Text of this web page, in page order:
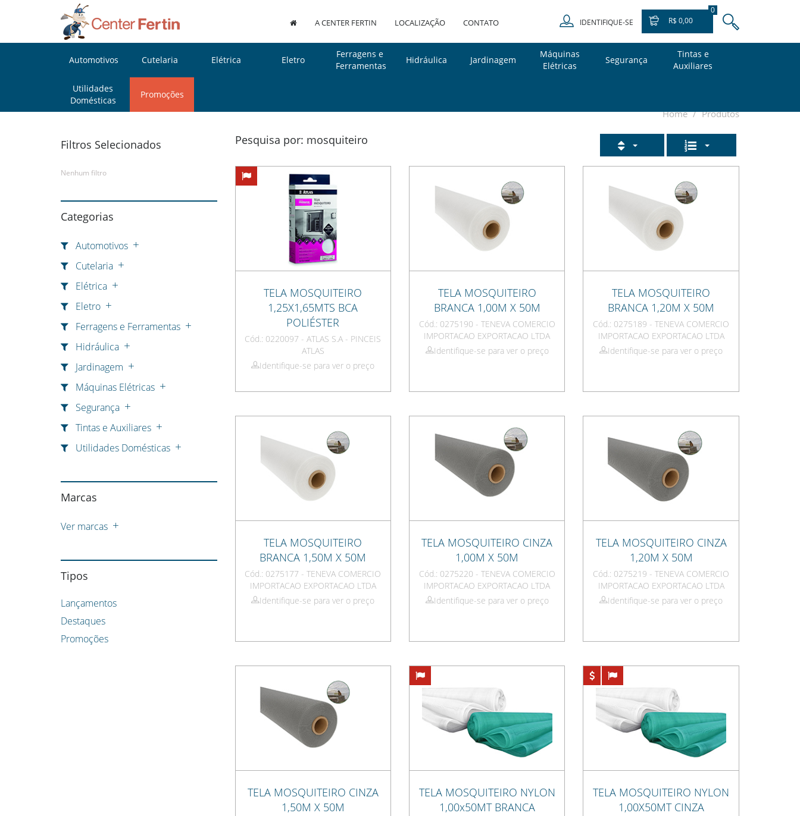
A CENTER FERTIN LOCALIZAÇÃO CONTATO
Automotivos Cutelaria Elétrica Eletro
Ferragens e
Ferramentas
Hidráulica Jardinagem
Máquinas
Elétricas
Segurança
Tintas e
Auxiliares
Utilidades
Domésticas
Promoções
IDENTIFIQUE-SE
0
R$ 0,00
Home Produtos
Filtros Selecionados
Nenhum filtro
Categorias
Automotivos
Cutelaria
Elétrica
Eletro
Ferragens e Ferramentas
Hidráulica
Jardinagem
Máquinas Elétricas
Segurança
Tintas e Auxiliares
Utilidades Domésticas
Marcas
Ver marcas
Tipos
Lançamentos
Destaques
Promoções
Pesquisa por: mosquiteiro
TELA MOSQUITEIRO
1,25X1,65MTS BCA
POLIÉSTER
Cód.: 0220097 - ATLAS S.A - PINCEIS
ATLAS
Identifique-se para ver o preço
TELA MOSQUITEIRO
BRANCA 1,00M X 50M
Cód.: 0275190 - TENEVA COMERCIO
IMPORTACAO EXPORTACAO LTDA
Identifique-se para ver o preço
TELA MOSQUITEIRO
BRANCA 1,20M X 50M
Cód.: 0275189 - TENEVA COMERCIO
IMPORTACAO EXPORTACAO LTDA
Identifique-se para ver o preço
TELA MOSQUITEIRO
BRANCA 1,50M X 50M
Cód.: 0275177 - TENEVA COMERCIO
IMPORTACAO EXPORTACAO LTDA
Identifique-se para ver o preço
TELA MOSQUITEIRO CINZA
1,00M X 50M
Cód.: 0275220 - TENEVA COMERCIO
IMPORTACAO EXPORTACAO LTDA
Identifique-se para ver o preço
TELA MOSQUITEIRO CINZA
1,20M X 50M
Cód.: 0275219 - TENEVA COMERCIO
IMPORTACAO EXPORTACAO LTDA
Identifique-se para ver o preço
TELA MOSQUITEIRO CINZA
1,50M X 50M
TELA MOSQUITEIRO NYLON
1,00x50MT BRANCA
TELA MOSQUITEIRO NYLON
1,00X50MT CINZA